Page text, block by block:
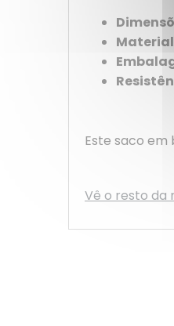
Material
Este saco
Vê o resto da